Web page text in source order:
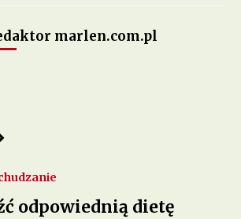
marlen.com.pl
odpowiednią dietę